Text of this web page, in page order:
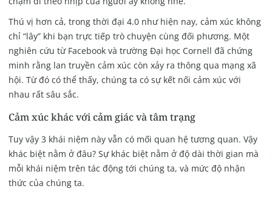
Thú vị hơn cả, trong thời đại 4.0 như hiện nay, cảm xúc không
chỉ “lây” khi bạn trực tiếp trò chuyện cùng đối phương. Một
nghiên cứu từ Facebook và trường Đại học Cornell đã chứng
minh rằng lan truyền cảm xúc còn xảy ra thông qua mạng xã
hội. Từ đó có thể thấy, chúng ta có sự kết nối cảm xúc với
nhau rất sâu sắc.
Cảm xúc khác với cảm giác và tâm trạng
Tuy vậy 3 khái niệm này vẫn có mối quan hệ tương quan. Vậy
khác biệt nằm ở đâu? Sự khác biệt nằm ở độ dài thời gian mà
mỗi khái niệm trên tác động tới chúng ta, và mức độ nhận
thức của chúng ta.